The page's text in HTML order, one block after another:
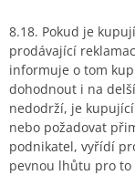
8.18. Pokud je
prodávající
informuje o tom
dohodnout i na
nedodrží, je
nebo požadovat
podnikatel, vyřídí
pevnou lhůtu pro to